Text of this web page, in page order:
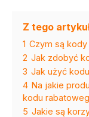
Z tego
1 Czym są
2 Jak zdobyć
3 Jak użyć
4 Na jakie
kodu
5 Jakie są